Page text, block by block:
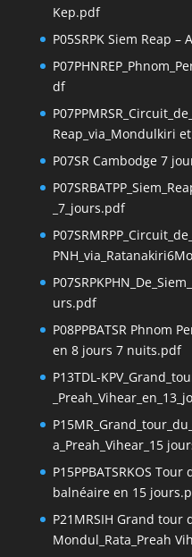
Kep.pdf
P05SRPK Siem Reap
df
Reap_via_Mondulkiri
P07SR Cambodge 7
_7_jours.pdf
urs.pdf
P08PPBATSR Phnom
en 8 jours 7 nuits.pdf
P13TDL-
a_Preah_Vihear_15
P15PPBATSRKOS
balnéaire en 15
P21MRSIH Grand tour
Mondul_Rata_Preah